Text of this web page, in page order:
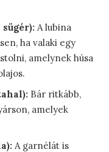
A lubina
ha valaki egy
amelynek húsa
Bár ritkább,
amelyek
A garnélát is